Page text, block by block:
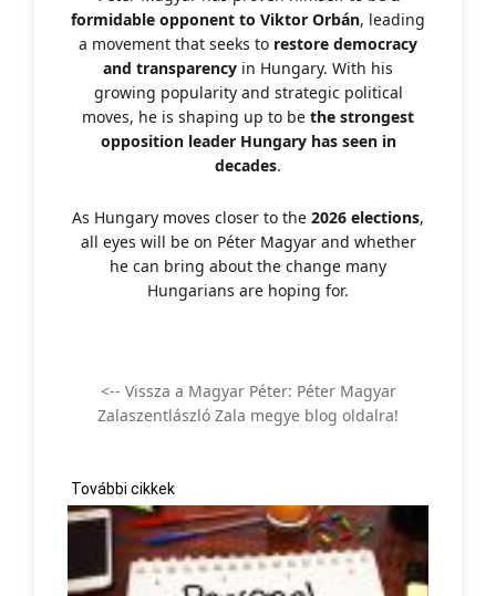
formidable opponent to Viktor Orbán, leading
a movement that seeks to restore democracy
and transparency in Hungary. With his
growing popularity and strategic political
moves, he is shaping up to be the strongest
opposition leader Hungary has seen in
decades.
As Hungary moves closer to the 2026 elections,
all eyes will be on Péter Magyar and whether
he can bring about the change many
Hungarians are hoping for.
<-- Vissza a Magyar Péter: Péter Magyar
Zalaszentlászló Zala megye blog oldalra!
További cikkek